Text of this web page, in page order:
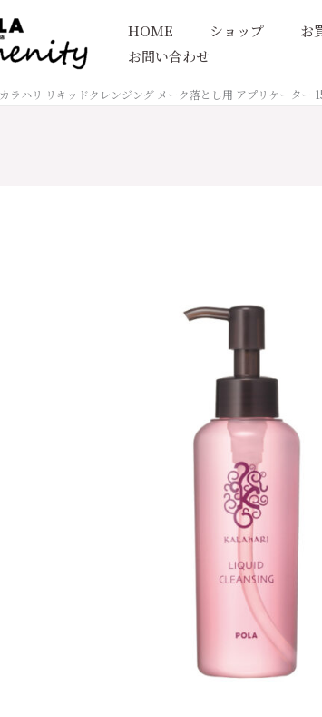
HOME ショップ お
お問い合わせ
ラハリ リキッドクレンジング メーク落とし用 アプリケーター